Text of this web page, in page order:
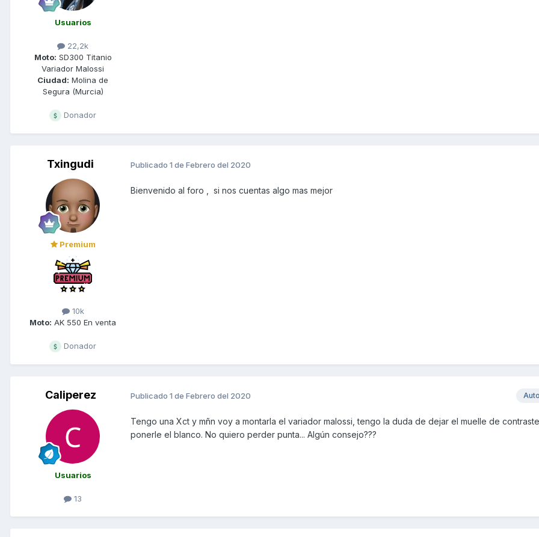
Usuarios
22,2k
Moto: SD300 Titanio
Variador Malossi
Ciudad: Molina de
Segura (Murcia)
Donador
Txingudi
Premium
10k
Moto: AK 550 En venta
Donador
Publicado 1 de Febrero del 2020
Bienvenido al foro , si nos cuentas algo mas mejor
Caliperez
Usuarios
13
Publicado 1 de Febrero del 2020
Tengo una Xct y mñn voy a montarla el variador malossi, tengo la duda de dejar el muelle de
ponerle el blanco. No quiero perder punta... Algún consejo???